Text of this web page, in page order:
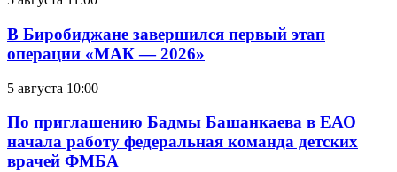
В Биробиджане завершился первый этап
операции «МАК — 2026»
5 августа 10:00
По приглашению Бадмы Башанкаева в ЕАО
начала работу федеральная команда детских
врачей ФМБА